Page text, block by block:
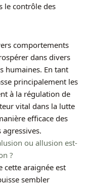
le contrôle des
comportements
dans divers
humaines. En tant
principalement les
à la régulation de
vital dans la lutte
efficace des
ou allusion est-
?
cette araignée est
sembler